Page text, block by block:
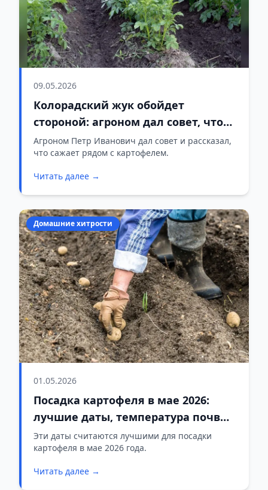
09.05.2026
Колорадский жук обойдет
стороной: агроном дал совет, что
посадить рядом с картофелем
Агроном Петр Иванович дал совет и рассказал,
что сажает рядом с картофелем.
Читать далее →
Домашние хитрости
01.05.2026
Посадка картофеля в мае 2026:
лучшие даты, температура почвы
и народные приметы
Эти даты считаются лучшими для посадки
картофеля в мае 2026 года.
Читать далее →